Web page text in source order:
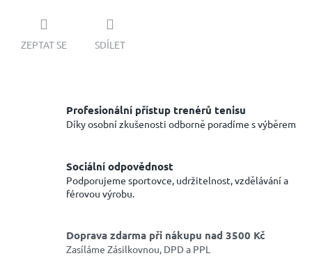
ZEPTAT SE SDÍLET
Profesionální přístup trenérů tenisu
Díky osobní zkušenosti odborně poradíme s výběrem
Sociální odpovědnost
Podporujeme sportovce, udržitelnost, vzdělávání a
férovou výrobu.
Doprava zdarma při nákupu nad 3500 Kč
Zasíláme Zásilkovnou, DPD a PPL